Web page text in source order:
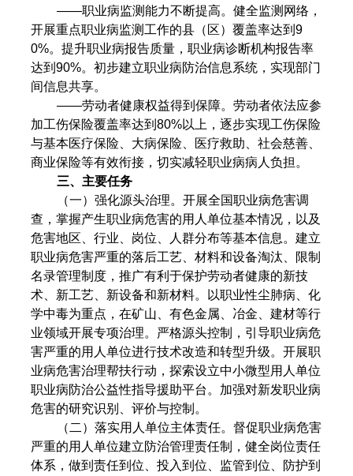
——职业病监测能力不断提高。健全监测网络，
开展重点职业病监测工作的县（区）覆盖率达到9
0%。提升职业病报告质量，职业病诊断机构报告率
达到90%。初步建立职业病防治信息系统，实现部门
间信息共享。
——劳动者健康权益得到保障。劳动者依法应参
加工伤保险覆盖率达到80%以上，逐步实现工伤保险
与基本医疗保险、大病保险、医疗救助、社会慈善、
商业保险等有效衔接，切实减轻职业病病人负担。
三、主要任务
（一）强化源头治理。开展全国职业病危害调
查，掌握产生职业病危害的用人单位基本情况，以及
危害地区、行业、岗位、人群分布等基本信息。建立
职业病危害严重的落后工艺、材料和设备淘汰、限制
名录管理制度，推广有利于保护劳动者健康的新技
术、新工艺、新设备和新材料。以职业性尘肺病、化
学中毒为重点，在矿山、有色金属、冶金、建材等行
业领域开展专项治理。严格源头控制，引导职业病危
害严重的用人单位进行技术改造和转型升级。开展职
业病危害治理帮扶行动，探索设立中小微型用人单位
职业病防治公益性指导援助平台。加强对新发职业病
危害的研究识别、评价与控制。
（二）落实用人单位主体责任。督促职业病危害
严重的用人单位建立防治管理责任制，健全岗位责任
体系，做到责任到位、投入到位、监管到位、防护到